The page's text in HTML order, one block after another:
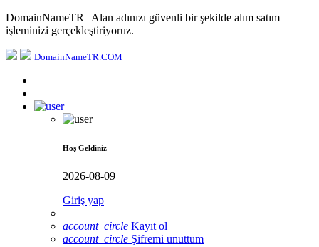
DomainNameTR | Alan adınızı güvenli bir şekilde alım satım
işleminizi gerçekleştiriyoruz.
DomainNameTR.COM
Hoş Geldiniz
2026-08-09
Giriş yap
account_circle Kayıt ol
account_circle Şifremi unuttum